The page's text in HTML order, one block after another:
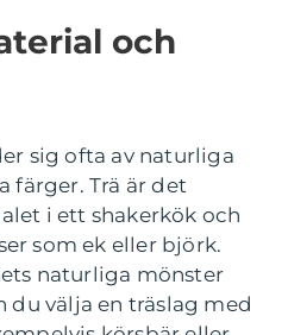
och
sig ofta av naturliga
färger. Trä är det
i ett shakerkök och
som ek eller björk.
naturliga mönster
du välja en träslag med